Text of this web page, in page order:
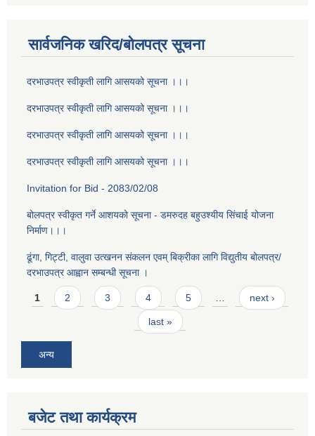
सार्वजनिक खरिद/बोलपत्र सूचना
दरभाउपत्र स्वीकृती लागि आसयको सूचना ।।।
दरभाउपत्र स्वीकृती लागि आसयको सूचना ।।।
दरभाउपत्र स्वीकृती लागि आसयको सूचना ।।।
दरभाउपत्र स्वीकृती लागि आसयको सूचना ।।।
Invitation for Bid - 2083/02/08
बोलपत्र स्वीकृत गर्ने आशयको सूचना - डमरुदह बहुउश्यीय सिंचाई योजना
निर्माण।।।
ढूंगा, गिट्टी, वालुवा उत्खनन संकलन एवम् बिक्रीका लागि विद्युतीय बोलपत्र/
दरभाउपत्र आह्वान सम्बन्धी सूचना ।
Pages
1 2 3 4 5 … next ›
last »
अन्य
बजेट तथा कार्यक्रम